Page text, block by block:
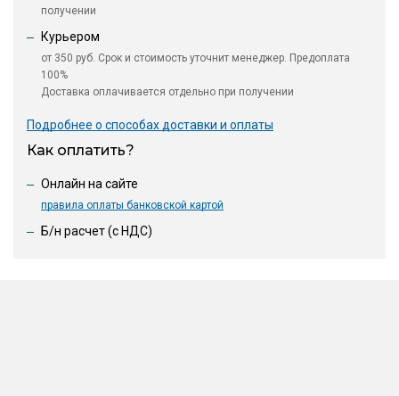
получении
Курьером
от 350 руб. Срок и стоимость уточнит менеджер. Предоплата
100%
Доставка оплачивается отдельно при получении
Подробнее о способах доставки и оплаты
Как оплатить?
Онлайн на сайте
правила оплаты банковской картой
Б/н расчет (c НДС)